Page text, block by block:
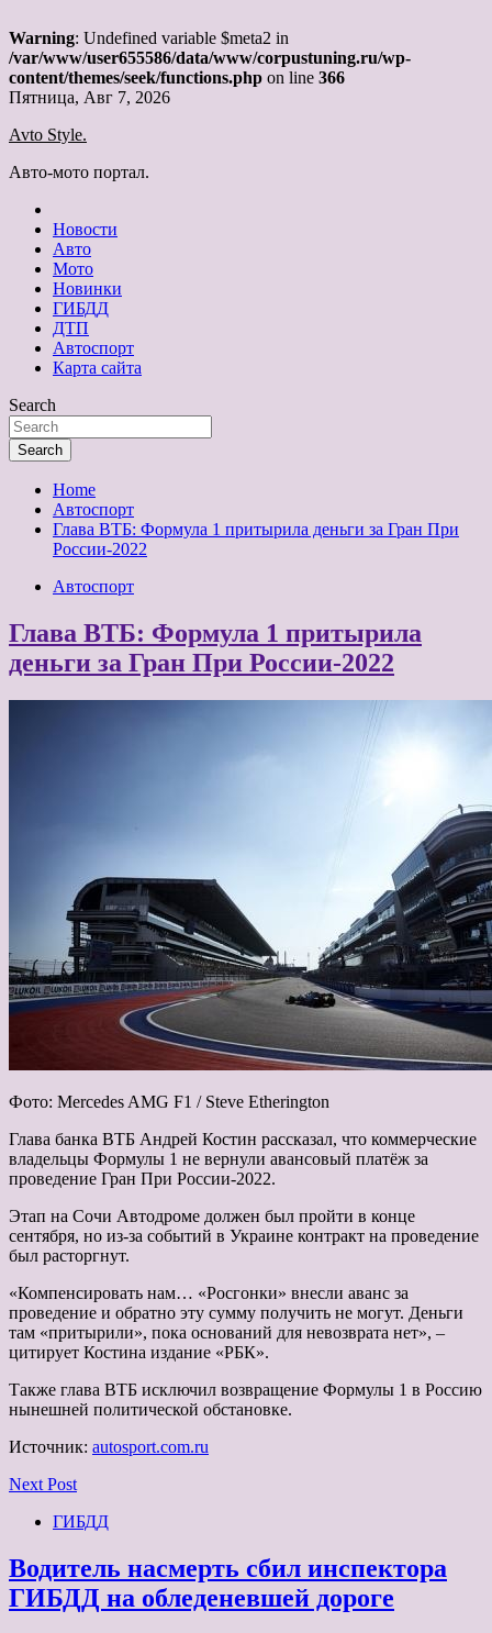
Warning: Undefined variable $meta2 in
/var/www/user655586/data/www/corpustuning.ru/wp-
content/themes/seek/functions.php on line 366
Skip
content
Пятница, Авг 7, 2026
Avto Style.
Авто-мото портал.
Новости
Авто
Мото
Новинки
ГИБДД
ДТП
Автоспорт
Карта сайта
Search
Search
Home
Автоспорт
Глава ВТБ: Формула 1 притырила деньги за Гран При
России-2022
Автоспорт
Глава ВТБ: Формула 1 притырила
деньги за Гран При России-2022
Фото: Mercedes AMG F1 / Steve Etherington
Глава банка ВТБ Андрей Костин рассказал, что коммерческие
владельцы Формулы 1 не вернули авансовый платёж за
проведение Гран При России-2022.
Этап на Сочи Автодроме должен был пройти в конце
сентября, но из-за событий в Украине контракт на проведение
был расторгнут.
«Компенсировать нам… «Росгонки» внесли аванс за
проведение и обратно эту сумму получить не могут. Деньги
там «притырили», пока оснований для невозврата нет», –
цитирует Костина издание «РБК».
Также глава ВТБ исключил возвращение Формулы 1 в Россию
нынешней политической обстановке.
Источник: autosport.com.ru
Next Post
ГИБДД
Водитель насмерть сбил инспектора
ГИБДД на обледеневшей дороге